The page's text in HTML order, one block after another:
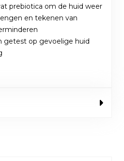
prebiotica om de huid weer
en tekenen van
getest op gevoelige huid